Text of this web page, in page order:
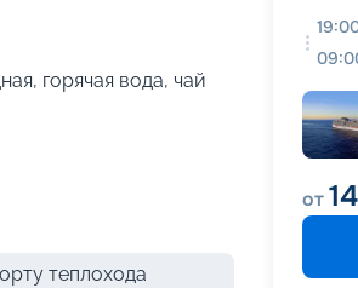
горячая вода, чай
теплохода
от